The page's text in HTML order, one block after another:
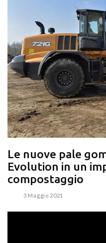
Le nuove pale
Evolution in un
compostaggio
3 Maggio 2021